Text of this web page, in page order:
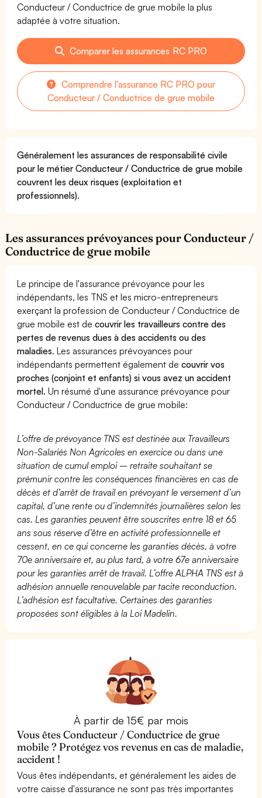
Conducteur / Conductrice de grue mobile la plus
adaptée à votre situation.
Comparer les assurances RC PRO
Comprendre l'assurance RC PRO pour
Conducteur / Conductrice de grue mobile
Généralement les assurances de responsabilité civile
pour le métier Conducteur / Conductrice de grue mobile
couvrent les deux risques (exploitation et
professionnels).
Les assurances prévoyances pour Conducteur /
Conductrice de grue mobile
Le principe de l'assurance prévoyance pour les
indépendants, les TNS et les micro-entrepreneurs
exerçant la profession de Conducteur / Conductrice de
grue mobile est decouvrir les travailleurs contre des
pertes de revenus dues à des accidents ou des
maladies. Les assurances prévoyances pour
indépendants permettent également decouvrir vos
proches (conjoint et enfants) si vous avez un accident
mortel. Un résumé d'une assurance prévoyance pour
Conducteur / Conductrice de grue mobile:
L’offre de prévoyance TNS est destinée aux Travailleurs
Non-Salariés Non Agricoles en exercice ou dans une
situation de cumul emploi – retraite souhaitant se
prémunir contre les conséquences financières en cas de
décès et d’arrêt de travail en prévoyant le versement d’un
capital, d’une rente ou d’indemnités journalières selon les
cas. Les garanties peuvent être souscrites entre 18 et 65
ans sous réserve d’être en activité professionnelle et
cessent, en ce qui concerne les garanties décès, à votre
70e anniversaire et, au plus tard, à votre 67e anniversaire
pour les garanties arrêt de travail. L’offre ALPHA TNS est à
adhésion annuelle renouvelable par tacite reconduction.
L’adhésion est facultative. Certaines des garanties
proposées sont éligibles à la Loi Madelin.
À partir de 15€ par mois
Vous êtes Conducteur / Conductrice de grue
mobile ? Protégez vos revenus en cas de maladie,
accident !
Vous êtes indépendants, et généralement les aides de
votre caisse d'assurance ne sont pas très importantes